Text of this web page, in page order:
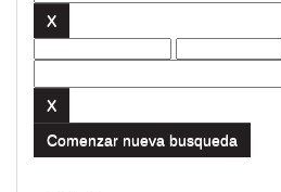
Comenzar nueva busqueda